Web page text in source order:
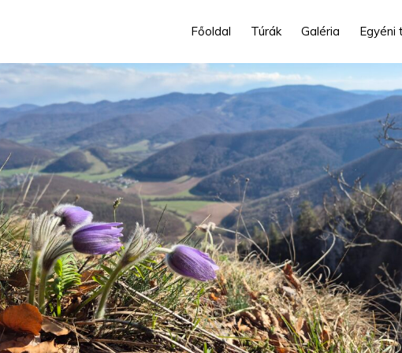
Főoldal Túrák Galéria Egyéni